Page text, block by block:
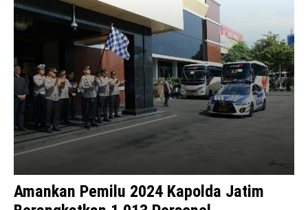
Amankan Pemilu 2024 Kapolda Jatim